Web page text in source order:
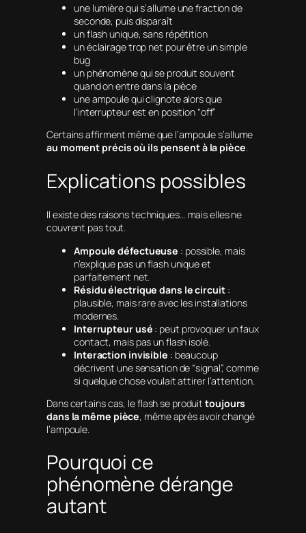
une lumière qui s’allume une fraction de
seconde, puis disparaît
un flash unique, sans répétition
un éclairage trop net pour être un simple
bug
un phénomène qui se produit souvent
quand on entre dans la pièce
une ampoule qui clignote alors que
l’interrupteur est en position “off”
Certains affirment même que l’ampoule s’allume
au moment précis où ils pensent à la pièce.
Explications possibles
Il existe des raisons techniques… mais elles ne
couvrent pas tout.
Ampoule défectueuse : possible, mais
n’explique pas un flash unique et
parfaitement net.
Résidu électrique dans le circuit:
plausible, mais rare avec les installations
modernes.
Interrupteur usé : peut provoquer un faux
contact, mais pas un flash isolé.
Interaction invisible : beaucoup
décrivent une sensation de “signal”, comme
si quelque chose voulait attirer l’attention.
Dans certains cas, le flash se produittoujours
dans la même pièce, même après avoir changé
l’ampoule.
Pourquoi ce
phénomène dérange
autant